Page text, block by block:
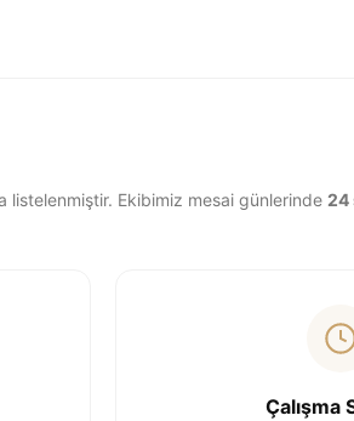
listelenmiştir. Ekibimiz mesai günlerinde 24
Çalışma